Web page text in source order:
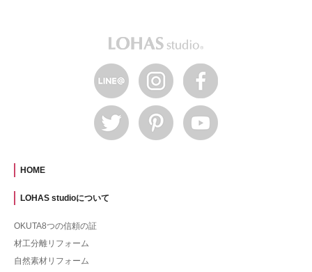
HOME
LOHAS studioについて
OKUTA8つの信頼の証
材工分離リフォーム
自然素材リフォーム